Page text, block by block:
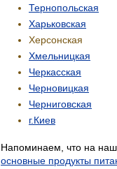
Тернопольская
Харьковская
Херсонская
Хмельницкая
Черкасская
Черновицкая
Черниговская
г.Киев
Напоминаем, что на
основные продукты